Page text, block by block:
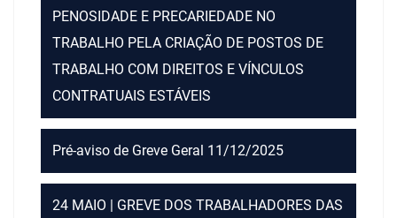
PENOSIDADE E PRECARIEDADE NO
TRABALHO PELA CRIAÇÃO DE POSTOS DE
TRABALHO COM DIREITOS E VÍNCULOS
CONTRATUAIS ESTÁVEIS
Pré-aviso de Greve Geral 11/12/2025
24 MAIO | GREVE DOS TRABALHADORES DAS